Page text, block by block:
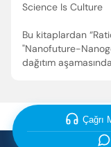
Science Is Culture
Bu kitaplardan
"Nanofuture-
dağıtım
Çağrı